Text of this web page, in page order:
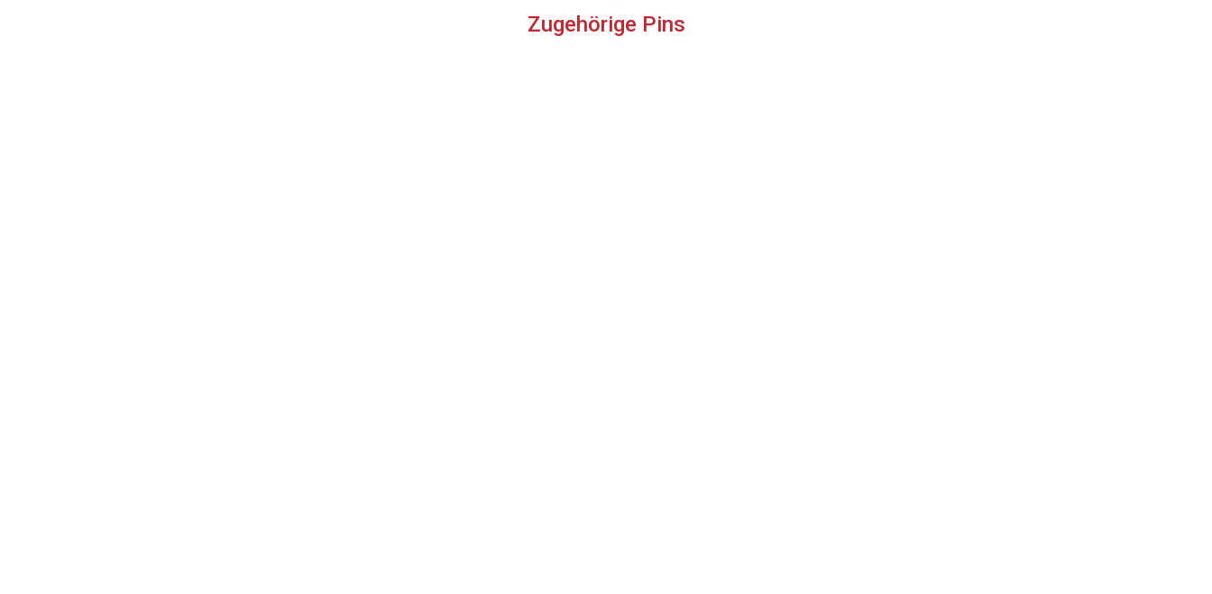
Zugehörige Pins